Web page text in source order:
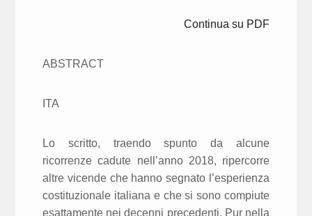
Continua su PDF
ABSTRACT
ITA
Lo scritto, traendo spunto da alcune
ricorrenze cadute nell’anno 2018, ripercorre
altre vicende che hanno segnato l’esperienza
costituzionale italiana e che si sono compiute
esattamente nei decenni precedenti. Pur nella